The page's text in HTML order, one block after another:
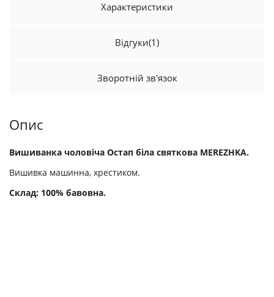
Характеристики
Відгуки(1)
Зворотній зв'язок
Опис
Вишиванка чоловіча Остап біла святкова MEREZHKA.
Вишивка машинна, хрестиком.
Склад: 100% бавовна.